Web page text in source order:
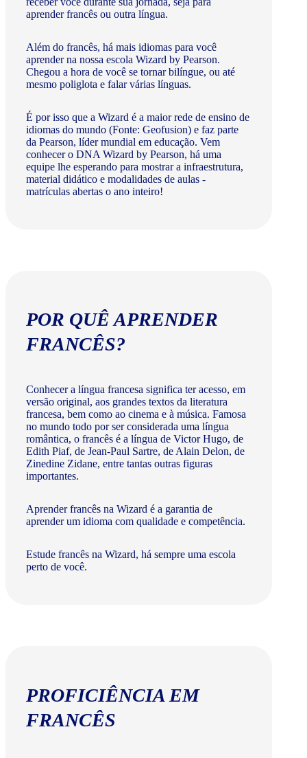
aprender francês ou outra língua.
Além do francês, há mais idiomas para você
aprender na nossa escola Wizard by Pearson.
Chegou a hora de você se tornar bilíngue, ou até
mesmo poliglota e falar várias línguas.
É por isso que a Wizard é a maior rede de ensino de
idiomas do mundo (Fonte: Geofusion) e faz parte
da Pearson, líder mundial em educação. Vem
conhecer o DNA Wizard by Pearson, há uma
equipe lhe esperando para mostrar a infraestrutura,
material didático e modalidades de aulas -
matrículas abertas o ano inteiro!
POR QUÊ APRENDER
FRANCÊS?
Conhecer a língua francesa significa ter acesso, em
versão original, aos grandes textos da literatura
francesa, bem como ao cinema e à música. Famosa
no mundo todo por ser considerada uma língua
romântica, o francês é a língua de Victor Hugo, de
Edith Piaf, de Jean-Paul Sartre, de Alain Delon, de
Zinedine Zidane, entre tantas outras figuras
importantes.
Aprender francês na Wizard é a garantia de
aprender um idioma com qualidade e competência.
Estude francês na Wizard, há sempre uma escola
perto de você.
PROFICIÊNCIA EM
FRANCÊS